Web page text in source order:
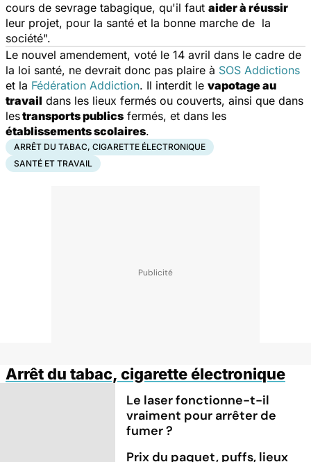
cours de sevrage tabagique, qu'il faut aider à réussir
leur projet, pour la santé et la bonne marche de la
société".
Le nouvel amendement, voté le 14 avril dans le cadre de
la loi santé, ne devrait donc pas plaire à SOS Addictions
et la Fédération Addiction. Il interdit le vapotage au
travail dans les lieux fermés ou couverts, ainsi que dans
lestransports publics fermés, et dans les
établissements scolaires.
ARRÊT DU TABAC, CIGARETTE ÉLECTRONIQUE
SANTÉ ET TRAVAIL
Arrêt du tabac, cigarette électronique
Le laser fonctionne-t-il
vraiment pour arrêter de
fumer ?
Prix du paquet, puffs, lieux